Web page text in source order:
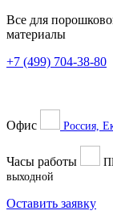
Все для
материалы
+7 (499) 704-38-80
Офис Россия,
Часы работы
выходной
Оставить заявку